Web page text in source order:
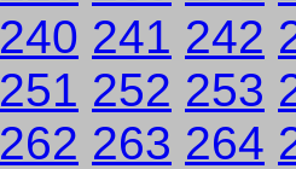
240 241 242
251 252 253
262 263 264